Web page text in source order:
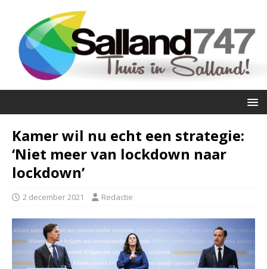
Kamer wil nu echt een strategie:
‘Niet meer van lockdown naar
lockdown’
2 december 2021 Redactie